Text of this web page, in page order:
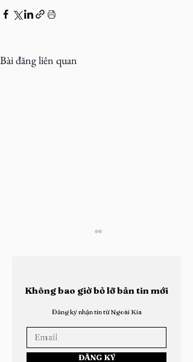
Bài đăng liên quan
Pontius Pilate - Người
Chịu Trách Nhiệm Cho
Cái Chết Của Chúa
Không bao giờ bỏ lỡ bản tin mới
Đăng ký nhận tin từ Ngoài Kia
ĐĂNG KÝ